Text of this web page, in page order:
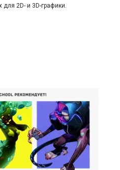
2D- и 3D-графики.